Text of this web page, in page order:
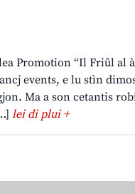
Promotion “Il Friûl al
events, e lu stìn
Ma a son cetantis
lei di plui +